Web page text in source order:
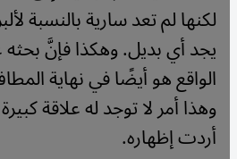
لكنها لم تعد سارية بالنسبة
يجد أي بديل. وهكذا فإنَّ
الواقع هو أيضًا في نهاية
وهذا أمر لا توجد له علاقة
أردت إظهاره.